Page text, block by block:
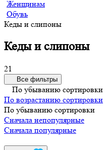
Женщинам
Обувь
Кеды и слипоны
Кеды и слипоны
21
Все фильтры
По убыванию сортировки
По возрастанию сортировки
По убыванию сортировки
Сначала непопулярные
Сначала популярные